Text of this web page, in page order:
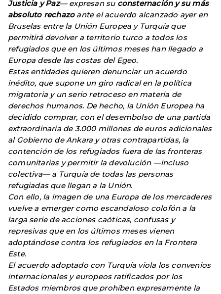
Justicia y Paz— expresan su consternación y su más
absoluto rechazoante el acuerdo alcanzado ayer en
Bruselas entre la Unión Europea y Turquía que
permitirá devolver a territorio turco a todos los
refugiados que en los últimos meses han llegado a
Europa desde las costas del Egeo.
Estas entidades quieren denunciar un acuerdo
inédito, que supone un giro radical en la política
migratoria y un serio retroceso en materia de
derechos humanos. De hecho, la Unión Europea ha
decidido comprar, con el desembolso de una partida
extraordinaria de 3.000 millones de euros adicionales
al Gobierno de Ankara y otras contrapartidas, la
contención de los refugiados fuera de las fronteras
comunitarias y permitir la devolución —incluso
colectiva— a Turquía de todas las personas
refugiadas que llegan a la Unión.
Con ello, la imagen de una Europa de los mercaderes
vuelve a emerger como escandaloso colofón a la
larga serie de acciones caóticas, confusas y
represivas que en los últimos meses vienen
adoptándose contra los refugiados en la Frontera
Este.
El acuerdo adoptado con Turquía viola los convenios
internacionales y europeos ratificados por los
Estados miembros que prohíben expresamente la